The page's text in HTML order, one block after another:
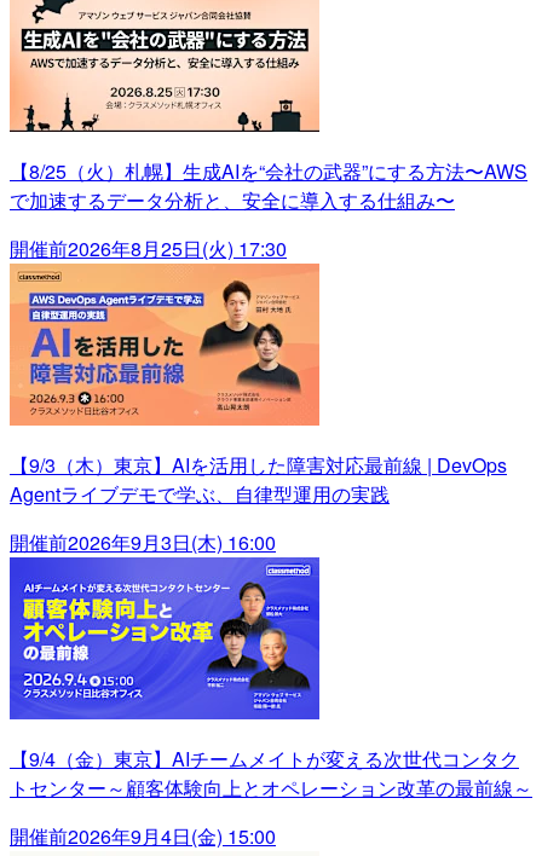
【8/25（火）札幌】生成AIを“会社の武器”にする方法〜AWS
で加速するデータ分析と、安全に導入する仕組み〜
開催前2026年8月25日(火) 17:30
【9/3（木）東京】AIを活用した障害対応最前線 | DevOps
Agentライブデモで学ぶ、自律型運用の実践
開催前2026年9月3日(木) 16:00
【9/4（金）東京】AIチームメイトが変える次世代コンタク
トセンター～顧客体験向上とオペレーション改革の最前線～
開催前2026年9月4日(金) 15:00